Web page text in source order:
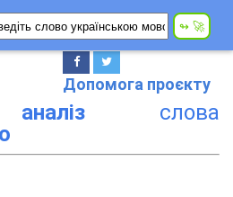
Допомога проєкту
слова